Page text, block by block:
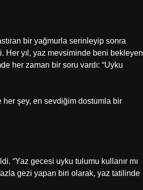
bir yağmurla serinleyip sonra
Her yıl, yaz mevsiminde beni bekleyen
her zaman bir soru vardı: “Uyku
her şey, en sevdiğim dostumla bir
“Yaz gecesi uyku tulumu kullanır mı
gezi yapan biri olarak, yaz tatilinde